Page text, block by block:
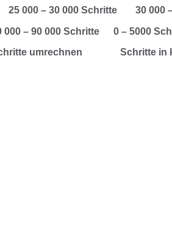
25 000 – 30 000 Schritte 30 000
000 – 90 000 Schritte 0 – 5000
umrechnen Schritte in